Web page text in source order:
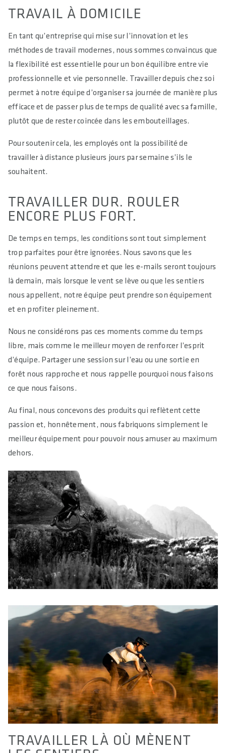
TRAVAIL À DOMICILE
En tant qu’entreprise qui mise sur l’innovation et les
méthodes de travail modernes, nous sommes convaincus que
la flexibilité est essentielle pour un bon équilibre entre vie
professionnelle et vie personnelle. Travailler depuis chez soi
permet à notre équipe d’organiser sa journée de manière plus
efficace et de passer plus de temps de qualité avec sa famille,
plutôt que de rester coincée dans les embouteillages.
Pour soutenir cela, les employés ont la possibilité de
travailler à distance plusieurs jours par semaine s’ils le
souhaitent.
TRAVAILLER DUR. ROULER
ENCORE PLUS FORT.
De temps en temps, les conditions sont tout simplement
trop parfaites pour être ignorées. Nous savons que les
réunions peuvent attendre et que les e-mails seront toujours
là demain, mais lorsque le vent se lève ou que les sentiers
nous appellent, notre équipe peut prendre son équipement
et en profiter pleinement.
Nous ne considérons pas ces moments comme du temps
libre, mais comme le meilleur moyen de renforcer l’esprit
d’équipe. Partager une session sur l’eau ou une sortie en
forêt nous rapproche et nous rappelle pourquoi nous faisons
ce que nous faisons.
Au final, nous concevons des produits qui reflètent cette
passion et, honnêtement, nous fabriquons simplement le
meilleur équipement pour pouvoir nous amuser au maximum
dehors.
TRAVAILLER LÀ OÙ MÈNENT